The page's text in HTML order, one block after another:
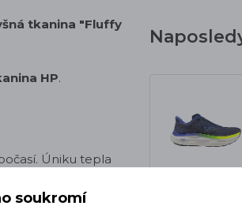
tkanina "Fluffy
HP.
Úniku tepla
soukromí